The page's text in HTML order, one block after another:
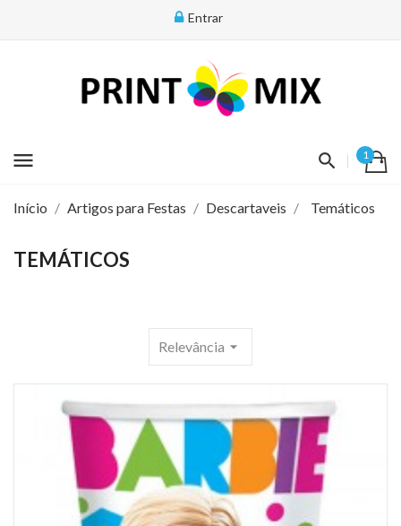
Entrar
menu 1
Início Artigos para Festas Descartaveis Temáticos
TEMÁTICOS
Relevância arrow_drop_down